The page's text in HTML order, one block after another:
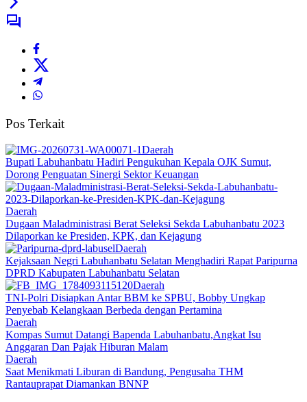
Pos Terkait
Daerah
Bupati Labuhanbatu Hadiri Pengukuhan Kepala OJK Sumut,
Dorong Penguatan Sinergi Sektor Keuangan
Daerah
Dugaan Maladministrasi Berat Seleksi Sekda Labuhanbatu 2023
Dilaporkan ke Presiden, KPK, dan Kejagung
Daerah
Kejaksaan Negri Labuhanbatu Selatan Menghadiri Rapat Paripurna
DPRD Kabupaten Labuhanbatu Selatan
Daerah
TNI-Polri Disiapkan Antar BBM ke SPBU, Bobby Ungkap
Penyebab Kelangkaan Berbeda dengan Pertamina
Daerah
Kompas Sumut Datangi Bapenda Labuhanbatu,Angkat Isu
Anggaran Dan Pajak Hiburan Malam
Daerah
Saat Menikmati Liburan di Bandung, Pengusaha THM
Rantauprapat Diamankan BNNP